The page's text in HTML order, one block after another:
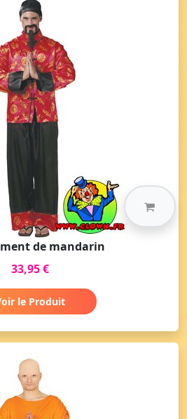
de mandarin
33,95 €
le Produit